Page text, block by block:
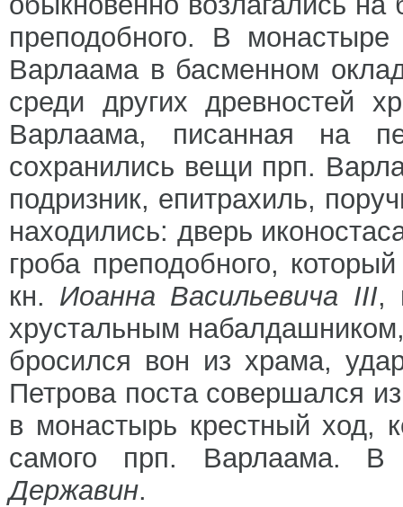
преподобного. В
Варлаама в басменном
среди других древностей
Варлаама, писанная на
сохранились вещи прп.
подризник, епитрахиль,
находились: дверь
гроба преподобного,
кн. Иоанна Васильевича III,
хрустальным
бросился вон из храма,
Петрова поста совершался
в монастырь крестный ход,
самого прп. Варлаама.
Державин.